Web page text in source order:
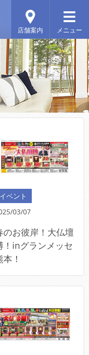
イベント
03/07
のお彼岸！大仏壇
！inグランメッセ
本！